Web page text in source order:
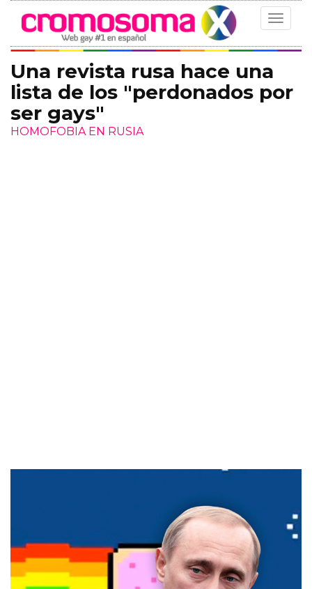
Toggle
Una revista rusa hace una
lista de los "perdonados por
ser gays"
HOMOFOBIA EN RUSIA